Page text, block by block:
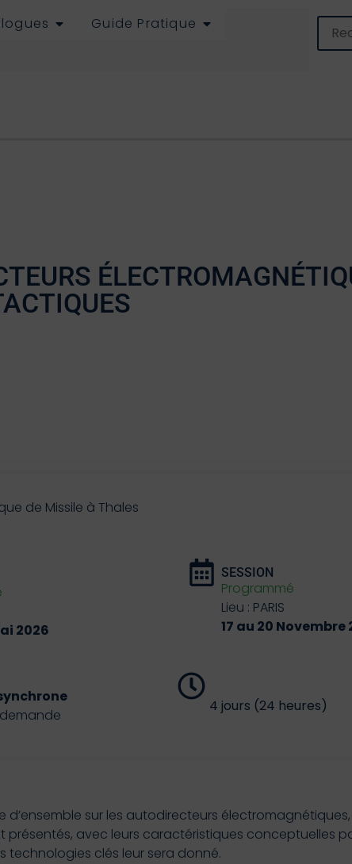
Guide Pratique
de Missile à Thales
2026
SESSION
Programmé
Lieu : PARIS
17 au 20 Novembre
4 jours (24 heures)
d’ensemble sur les autodirecteurs
présentés, avec leurs caractéristiques conceptuelles
technologies clés leur sera donné.